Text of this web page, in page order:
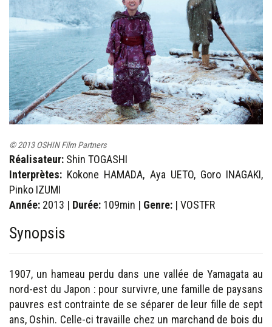
© 2013 OSHIN Film Partners
Réalisateur: Shin TOGASHI
Interprètes: Kokone HAMADA, Aya UETO, Goro INAGAKI,
Pinko IZUMI
Année: 2013 | Durée: 109min | Genre: | VOSTFR
Synopsis
1907, un hameau perdu dans une vallée de Yamagata au
nord-est du Japon : pour survivre, une famille de paysans
pauvres est contrainte de se séparer de leur fille de sept
ans, Oshin. Celle-ci travaille chez un marchand de bois du